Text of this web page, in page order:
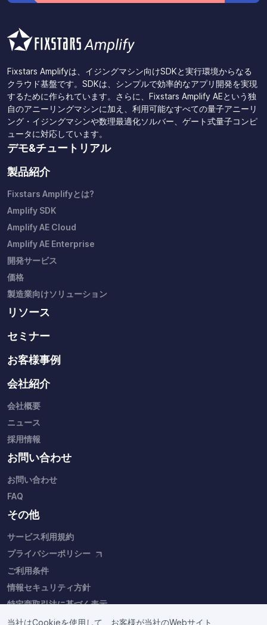
当社はCookieを使用して、お客様が当社のWebサイト
Fixstars Amplifyは、イジングマシン向けSDKと実行環境からなる
クラウド基盤です。SDKは、シンプルで効率的なアプリ開発を実現
するために作られています。さらに、Fixstars Amplify AEという独
自のアニーリングマシンに加え、利用可能なすべての量子アニーリ
ング・イジングマシンや数理最適化ソルバー、ゲート式量子コンピ
ュータに対応しています。
デモ&チュートリアル
製品紹介
Fixstars Amplifyとは?
Amplify SDK
Amplify AE Cloud
Amplify AE Enterprise
開発サービス
価格
製造業向けソリューション
リソース
セミナー
お客様事例
会社紹介
会社概要
ニュース
採用情報
お問い合わせ
お問い合わせ
FAQ
その他
サービス利用規約
プライバシーポリシー
ご利用条件
情報セキュリティ方針
特定商取引法に基づく表示